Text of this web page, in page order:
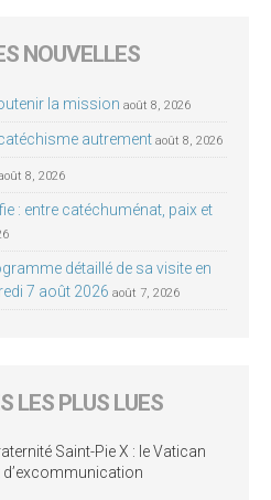
NOUVELLES
la mission août 8, 2026
autrement août 8, 2026
8, 2026
: entre catéchuménat, paix et
détaillé de sa visite en
7 août 2026 août 7, 2026
LES PLUS LUES
Saint-Pie X : le Vatican
d’excommunication